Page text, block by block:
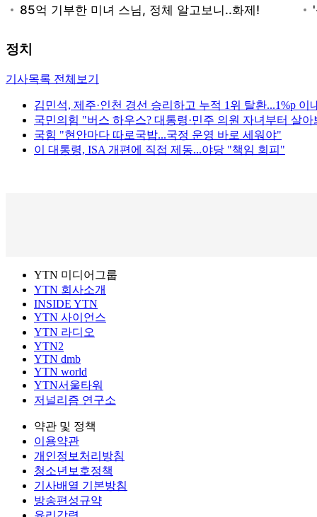
정치
기사목록 전체보기
김민석, 제주·인천 경선 승리하고 누적 1위 탈환...1%p 이
국민의힘 "버스 하우스? 대통령·민주 의원 자녀부터 살
국힘 "현안마다 따로국밥...국정 운영 바로 세워야"
이 대통령, ISA 개편에 직접 제동...야당 "책임 회피"
YTN 미디어그룹
YTN 회사소개
INSIDE YTN
YTN 사이언스
YTN 라디오
YTN2
YTN dmb
YTN world
YTN서울타워
저널리즘 연구소
약관 및 정책
이용약관
개인정보처리방침
청소년보호정책
기사배열 기본방침
방송편성규약